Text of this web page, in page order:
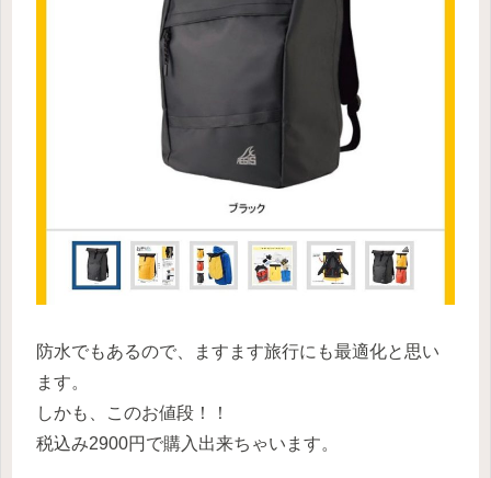
防水でもあるので、ますます旅行にも最適化と思い
ます。
しかも、このお値段！！
税込み2900円で購入出来ちゃいます。